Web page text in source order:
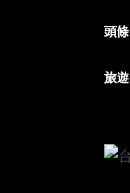
頭條
旅遊